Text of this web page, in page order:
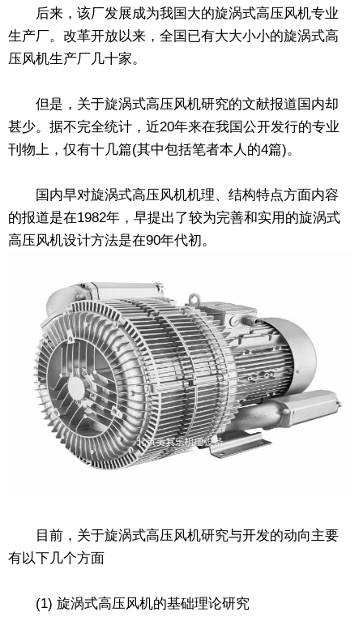
后来，该厂发展成为我国大的旋涡式高压风机专业
生产厂。改革开放以来，全国已有大大小小的旋涡式高
压风机生产厂几十家。
但是，关于旋涡式高压风机研究的文献报道国内却
甚少。据不完全统计，近20年来在我国公开发行的专业
刊物上，仅有十几篇(其中包括笔者本人的4篇)。
国内早对旋涡式高压风机机理、结构特点方面内容
的报道是在1982年，早提出了较为完善和实用的旋涡式
高压风机设计方法是在90年代初。
目前，关于旋涡式高压风机研究与开发的动向主要
有以下几个方面
(1) 旋涡式高压风机的基础理论研究